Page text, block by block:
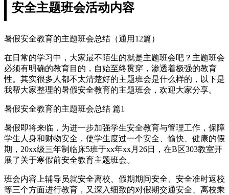
安全主题班会活动内容
暑假安全教育的主题班会总结（通用12篇）
在日常的学习中，大家最不陌生的就是主题班会吧？主题班会
必须有明确的教育目的，自始至终贯穿，渗透着极强的教育
性。其实很多人都不太清楚好的主题班会是什么样的，以下是
我帮大家整理的暑假安全教育的主题班会，欢迎大家分享。
暑假安全教育的主题班会总结 篇1
暑假即将来临，为进一步加强学生安全教育与管理工作，保障
学生人身和财物安全，使学生度过一个安全、愉快、健康的假
期，20xx级三年制临床5班于xx年xx月26日，在B区303教室开
展了关于寒假前安全教育主题班会。
班会内容上辅导员就安全离校、假期期间安全、安全准时返校
等三个方面进行教育，又深入细致的对假期交通安全、离校乘